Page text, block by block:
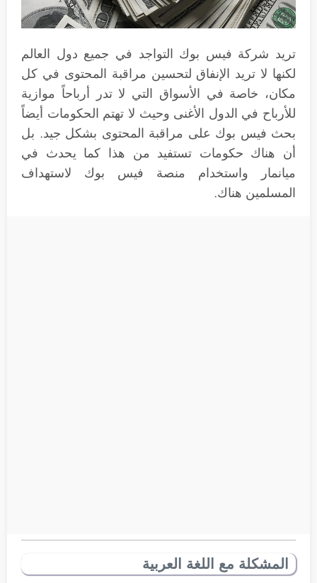
تريد شركة فيس بوك التواجد في جميع دول العالم
لكنها لا تريد الإنفاق لتحسين مراقبة المحتوى في كل
مكان، خاصة في الأسواق التي لا تدر أرباحاً موازية
للأرباح في الدول الأغنى وحيث لا تهتم الحكومات أيضاً
بحث فيس بوك على مراقبة المحتوى بشكل جيد. بل
أن هناك حكومات تستفيد من هذا كما يحدث في
ميانمار واستخدام منصة فيس بوك لاستهداف
المسلمين هناك.
المشكلة مع اللغة العربية